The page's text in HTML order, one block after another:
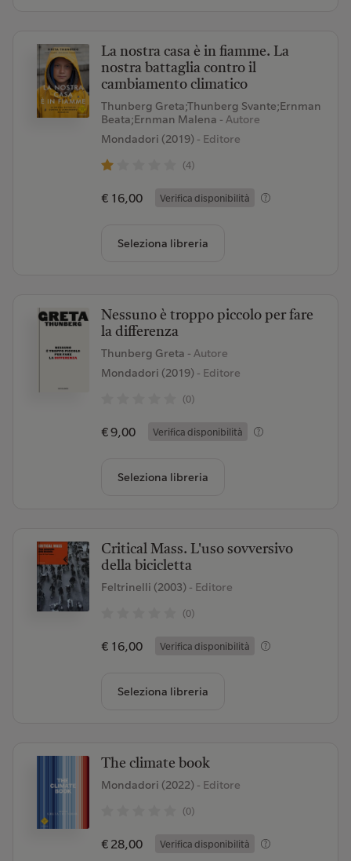
La nostra casa è in fiamme. La
nostra battaglia contro il
cambiamento climatico
Thunberg Greta;Thunberg Svante;Ernman
Beata;Ernman Malena - Autore
Mondadori (2019)- Editore
(4)
€ 16,00 Verifica disponibilità
Seleziona libreria
Nessuno è troppo piccolo per fare
la differenza
Thunberg Greta - Autore
Mondadori (2019)- Editore
(0)
€ 9,00 Verifica disponibilità
Seleziona libreria
Critical Mass. L'uso sovversivo
della bicicletta
Feltrinelli (2003)- Editore
(0)
€ 16,00 Verifica disponibilità
Seleziona libreria
The climate book
Mondadori (2022)- Editore
(0)
€ 28,00 Verifica disponibilità